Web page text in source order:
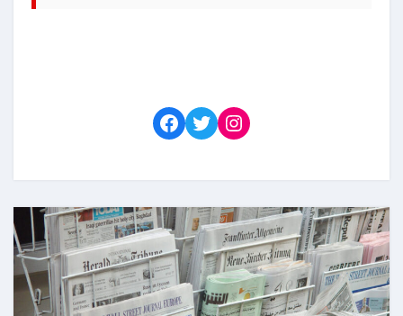
Facebook
TwitterInstagram